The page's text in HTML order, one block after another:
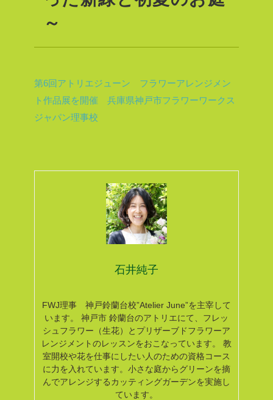
～
第6回アトリエジューン フラワーアレンジメン
ト作品展を開催 兵庫県神戸市フラワーワークス
ジャパン理事校
石井純子
FWJ理事 神戸鈴蘭台校”Atelier June”を主宰して
います。
神戸市 鈴蘭台のアトリエにて、フレッ
シュフラワー（生花）とプリザーブドフラワーア
レンジメントのレッスンをおこなっています。
教
室開校や花を仕事にしたい人のための資格コース
に力を入れています。小さな庭からグリーンを摘
んでアレンジするカッティングガーデンを実施し
ています。